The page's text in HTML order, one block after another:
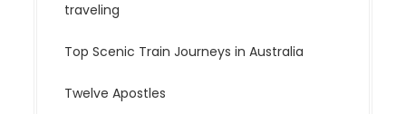
traveling
Top Scenic Train Journeys in Australia
Twelve Apostles